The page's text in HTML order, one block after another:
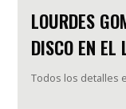
LOURDES
DISCO EN EL
Todos los detalles